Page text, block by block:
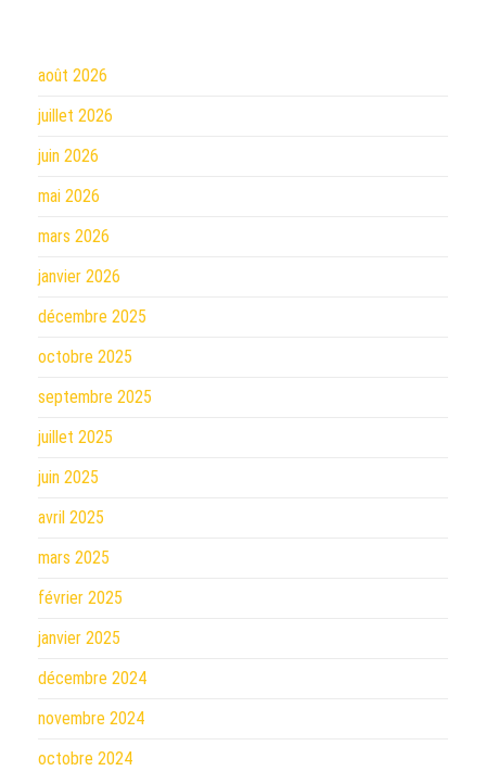
août 2026
juillet 2026
juin 2026
mai 2026
mars 2026
janvier 2026
décembre 2025
octobre 2025
septembre 2025
juillet 2025
juin 2025
avril 2025
mars 2025
février 2025
janvier 2025
décembre 2024
novembre 2024
octobre 2024